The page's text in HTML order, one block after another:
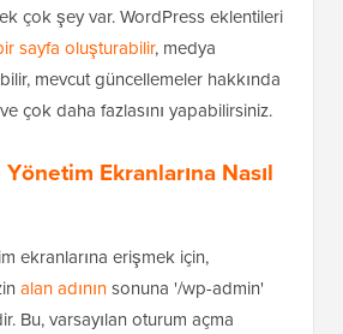
çok şey var. WordPress eklentileri
sayfa oluşturabilir, medya
mevcut güncellemeler hakkında
çok daha fazlasını yapabilirsiniz.
Ekranlarına Nasıl
ekranlarına erişmek için,
alan adınınsonuna '/wp-admin'
Bu, varsayılan oturum açma